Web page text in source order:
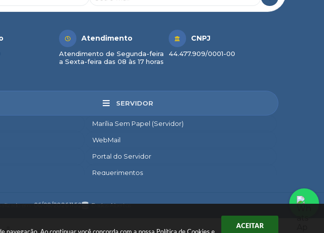
ACEITAR
SERVIDOR
Marília Sem Papel (Servidor)
WebMail
Portal do Servidor
Requerimentos
Consignado
Atendimento
Atendimento de Segunda-feira
a Sexta-feira das 08 às 17 horas
CNPJ
44.477.909/0001-00
em:06/08/2026 11:52 Dados Abertos